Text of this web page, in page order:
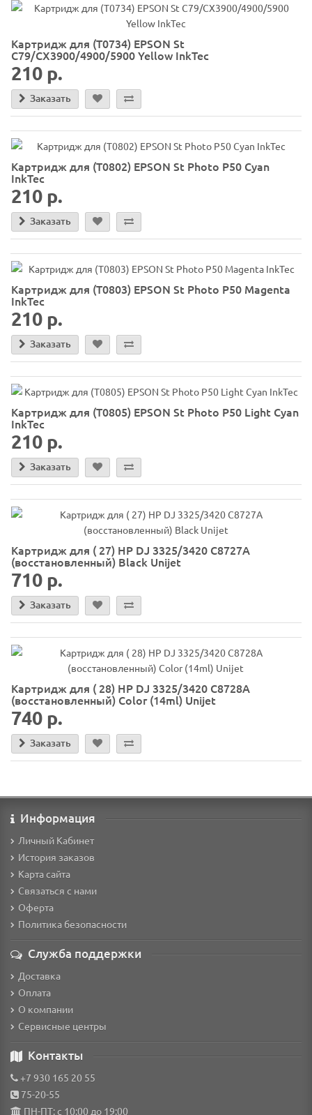
Картридж для (T0734) EPSON St
C79/CX3900/4900/5900 Yellow InkTec
210 р.
Заказать
Картридж для (T0802) EPSON St Photo P50 Cyan
InkTec
210 р.
Заказать
Картридж для (T0803) EPSON St Photo P50 Magenta
InkTec
210 р.
Заказать
Картридж для (T0805) EPSON St Photo P50 Light Cyan
InkTec
210 р.
Заказать
Картридж для ( 27) HP DJ 3325/3420 C8727A
(восстановленный) Black Unijet
710 р.
Заказать
Картридж для ( 28) HP DJ 3325/3420 C8728А
(восстановленный) Color (14ml) Unijet
740 р.
Заказать
Информация
Личный Кабинет
История заказов
Карта сайта
Связаться с нами
Оферта
Политика безопасности
Служба поддержки
Доставка
Оплата
О компании
Сервисные центры
Контакты
+7 930 165 20 55
75-20-55
ПН-ПТ: с 10:00 до 19:00